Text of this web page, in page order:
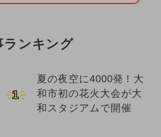
ランキング
1
夏の夜空に4000発！大
和市初の花火大会が大
和スタジアムで開催